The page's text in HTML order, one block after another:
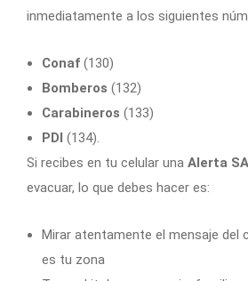
inmediatamente a los siguientes
Conaf (130)
Bomberos (132)
Carabineros (133)
PDI (134).
Si recibes en tu celular una Alerta
evacuar, lo que debes hacer es:
Mirar atentamente el mensaje del
es tu zona